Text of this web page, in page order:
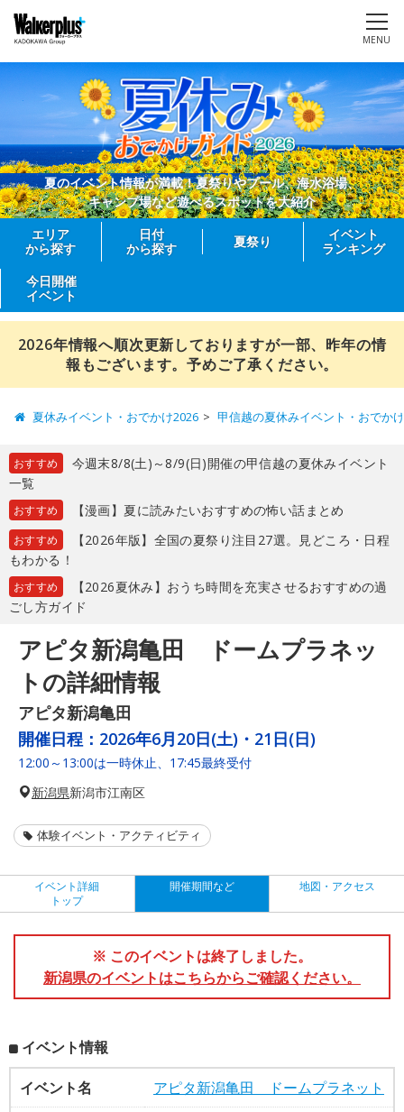
MENU
夏のイベント情報が満載！夏祭りやプール、海水浴場、
キャンプ場など遊べるスポットを大紹介
エリア
から探す
日付
から探す
夏祭り
イベント
ランキング
今日開催
イベント
2026年情報へ順次更新しておりますが一部、昨年の情
報もございます。予めご了承ください。
夏休みイベント・おでかけ2026 甲信越の夏休みイベント・おでか
おすすめ
今週末8/8(土)～8/9(日)開催の甲信越の夏休みイベント
一覧
おすすめ 【漫画】夏に読みたいおすすめの怖い話まとめ
おすすめ
【2026年版】全国の夏祭り注目27選。見どころ・日程
もわかる！
おすすめ
【2026夏休み】おうち時間を充実させるおすすめの過
ごし方ガイド
アピタ新潟亀田 ドームプラネッ
トの詳細情報
アピタ新潟亀田
開催日程： 2026年6月20日(土)・21日(日)
12:00～13:00は一時休止、17:45最終受付
新潟県新潟市江南区
体験イベント・アクティビティ
イベント詳細
トップ
開催期間など 地図・アクセス
※ このイベントは終了しました。
新潟県のイベントはこちらからご確認ください。
イベント情報
イベント名
アピタ新潟亀田 ドームプラネット